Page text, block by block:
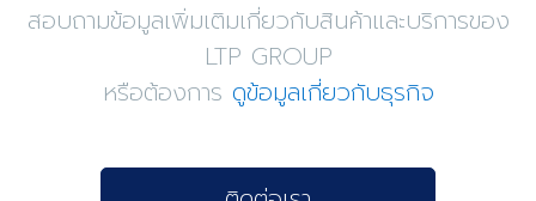
สอบถามข้อมูลเพิ่มเติมเกี่ยวกับสินค้าและบริการของ
LTP GROUP
หรือต้องการ ดูข้อมูลเกี่ยวกับธุรกิจ